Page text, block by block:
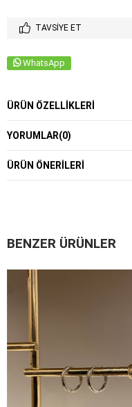
TAVSIYE ET
WhatsApp
ÜRÜN ÖZELLIKLERI
YORUMLAR(0)
ÜRÜN ÖNERILERI
BENZER ÜRÜNLER